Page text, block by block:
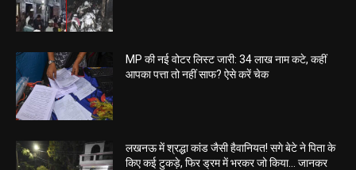
MP की नई वोटर लिस्ट जारी: 34 लाख नाम कटे, कहीं
आपका पत्ता तो नहीं साफ? ऐसे करें चेक
लखनऊ में श्रद्धा कांड जैसी हैवानियत! सगे बेटे ने पिता के
किए कई टुकड़े, फिर ड्रम में भरकर जो किया… जानकर